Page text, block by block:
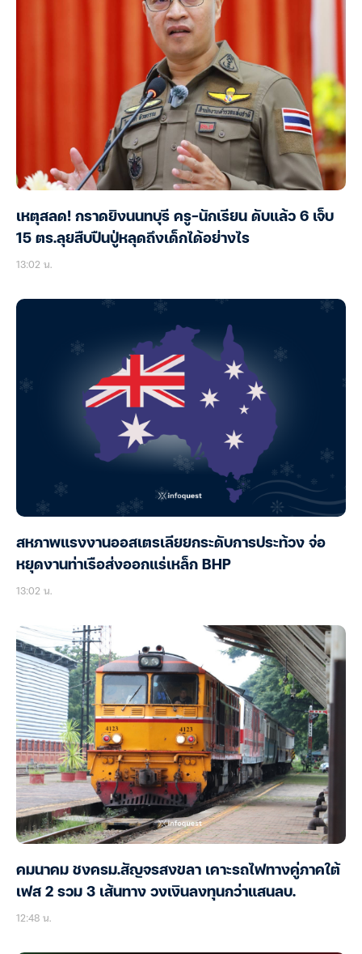
เหตุสลด! กราดยิงนนทบุรี ครู-นักเรียน ดับแล้ว 6 เจ็บ
15 ตร.ลุยสืบปืนปู่หลุดถึงเด็กได้อย่างไร
13:02 น.
สหภาพแรงงานออสเตรเลียยกระดับการประท้วง จ่อ
หยุดงานท่าเรือส่งออกแร่เหล็ก BHP
13:02 น.
คมนาคม ชงครม.สัญจรสงขลา เคาะรถไฟทางคู่ภาคใต้
เฟส 2 รวม 3 เส้นทาง วงเงินลงทุนกว่าแสนลบ.
12:48 น.